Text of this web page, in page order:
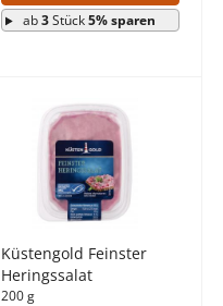
ab3Stück5% sparen
Küstengold Feinster
Heringssalat
200 g